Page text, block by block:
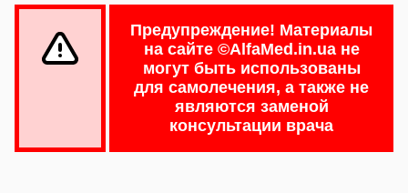
Предупреждение! Материалы
на сайте ©AlfaMed.in.uaне
могут быть использованы
для самолечения, а также не
являются заменой
консультации врача